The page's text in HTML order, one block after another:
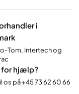
i
Tom, Intertech og
for hjælp?
os på+45 73 62 60 66